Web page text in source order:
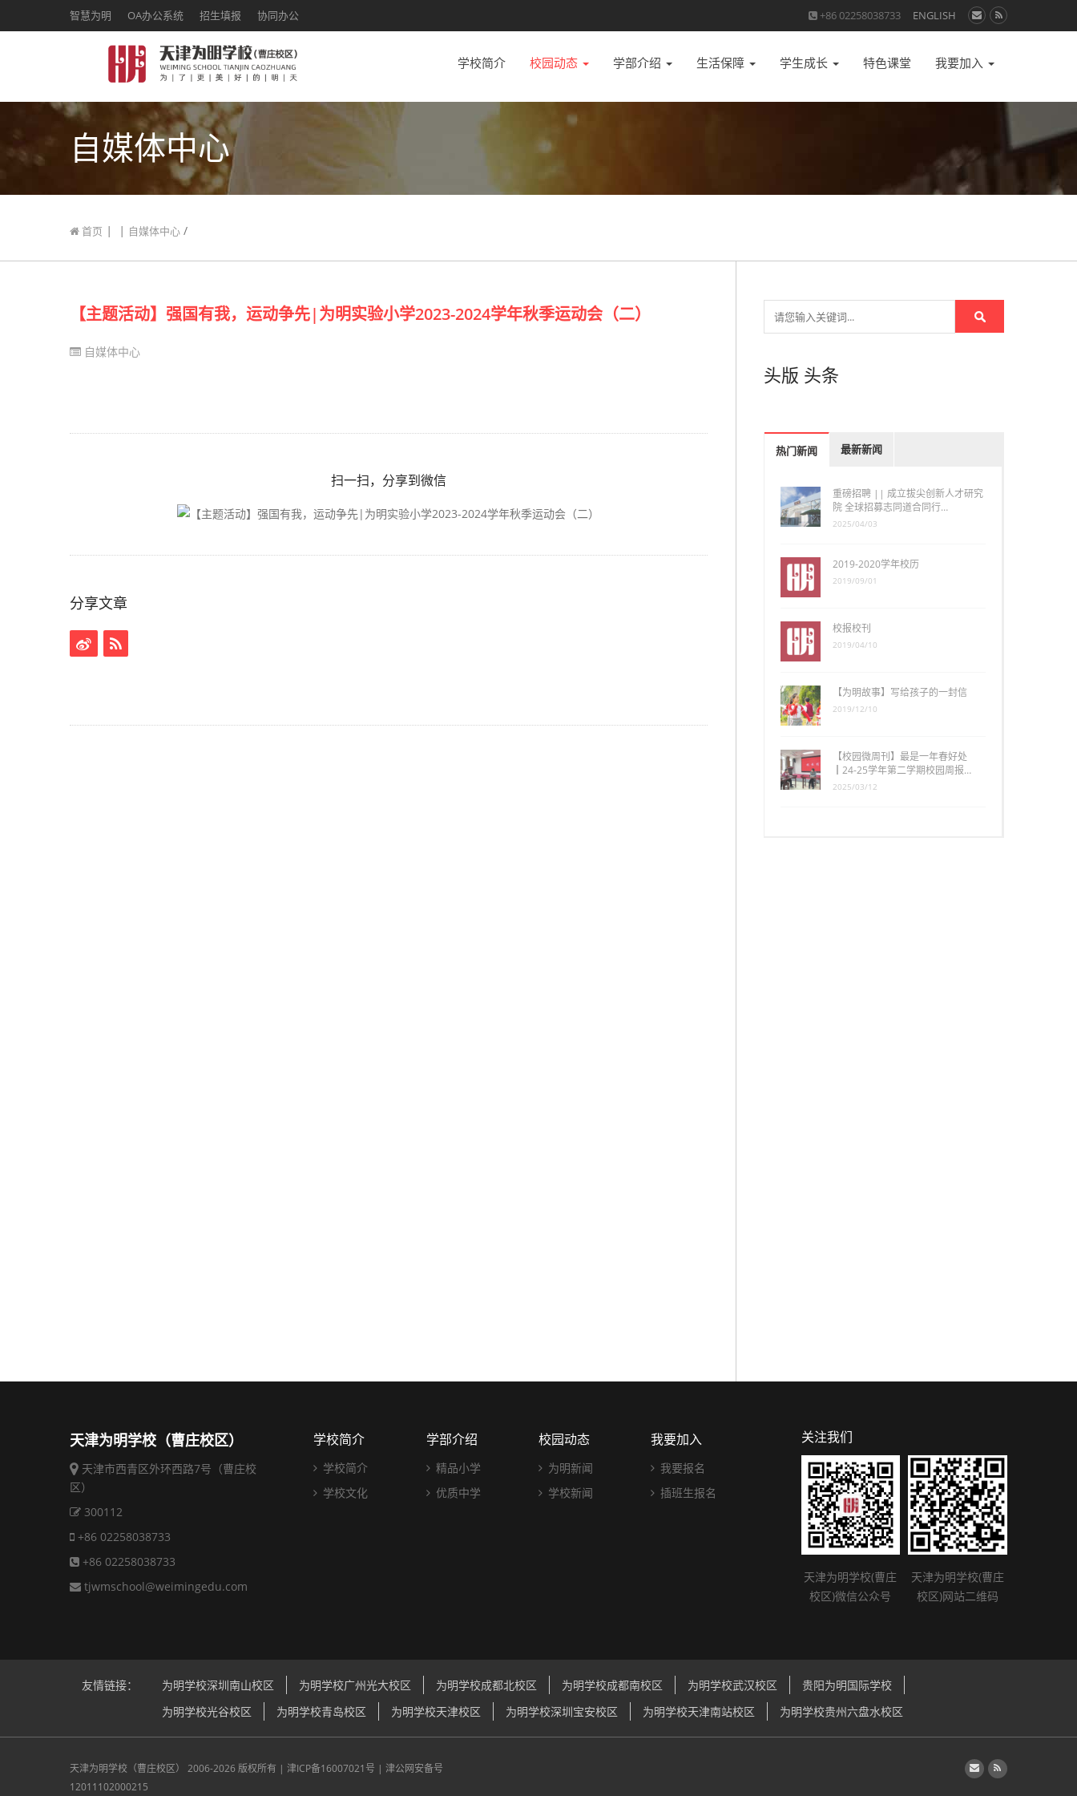
智慧为明 OA办公系统 招生填报 协同办公 +86 02258038733 ENGLISH
学校简介 校园动态 学部介绍 生活保障 学生成长 特色课堂 我要加入
自媒体中心
首页 | | 自媒体中心 /
【主题活动】强国有我，运动争先|为明实验小学2023-2024学年秋季运动会（二）
自媒体中心
扫一扫，分享到微信
分享文章
头版 头条
热门新闻 最新新闻
重磅招聘 || 成立拔尖创新人才研究
院 全球招募志同道合同行…
2025/04/03
2019-2020学年校历
2019/09/01
校报校刊
2019/04/10
【为明故事】写给孩子的一封信
2019/12/10
【校园微周刊】最是一年春好处
┃24-25学年第二学期校园周报…
2025/03/12
天津为明学校（曹庄校区）
天津市西青区外环西路7号（曹庄校
区）
300112
+86 02258038733
+86 02258038733
tjwmschool@weimingedu.com
学校简介
学校简介
学校文化
学部介绍
精品小学
优质中学
校园动态
为明新闻
学校新闻
我要加入
我要报名
插班生报名
关注我们
天津为明学校(曹庄
校区)微信公众号
天津为明学校(曹庄
校区)网站二维码
友情链接： 为明学校深圳南山校区 为明学校广州光大校区 为明学校成都北校区 为明学校成都南校区 为明学校武汉校区
贵阳为明国际学校
为明学校光谷校区
为明学校青岛校区 为明学校天津校区 为明学校深圳宝安校区 为明学校天津南站校区 为明学校贵州六盘水校区
天津为明学校（曹庄校区） 2006-2026 版权所有 | 津ICP备16007021号 | 津公网安备号
12011102000215